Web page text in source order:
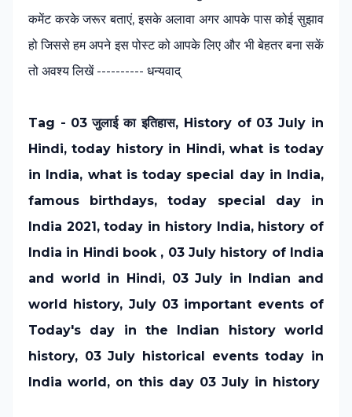
कमेंट करके जरूर बताएं, इसके अलावा अगर आपके पास कोई सुझाव
हो जिससे हम अपने इस पोस्‍ट को आपके लिए और भी बेहतर बना सकें
तो अवश्‍य लिखें ---------- धन्यवाद्
Tag - 03 जुलाईका इतिहास, History of 03 July in
Hindi, today history in Hindi, what is today
in India, what is today special day in India,
famous birthdays, today special day in
India 2021, today in history India, history of
India in Hindi book, 03 July history of India
and world in Hindi, 03 July in Indian and
world history, July 03 important events of
Today's day in the Indian history world
history, 03 July historical events today in
India world, on this day 03 July in history